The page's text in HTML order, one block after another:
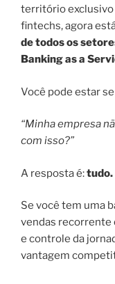
território exclusivo
fintechs, agora
de todos os
Banking as a
Você pode estar
“Minha empresa
com isso?”
A resposta é:tudo.
Se você tem uma
vendas recorrente
e controle da
vantagem